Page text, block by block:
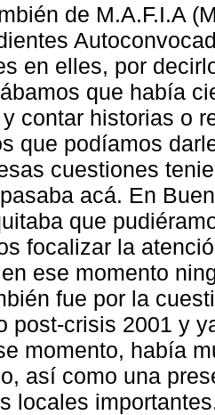
de M.A.F.I.A
en elles, por
que había
contar historias o
que podíamos
cuestiones
acá. En
que
focalizar la
ese momento
fue por la
post-crisis 2001 y
momento, había
así como una
locales